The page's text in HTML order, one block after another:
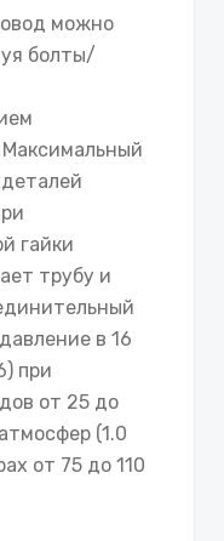
можно
болты/
гайки
трубу и
в 16
при
от 25 до
(1.0
от 75 до 110